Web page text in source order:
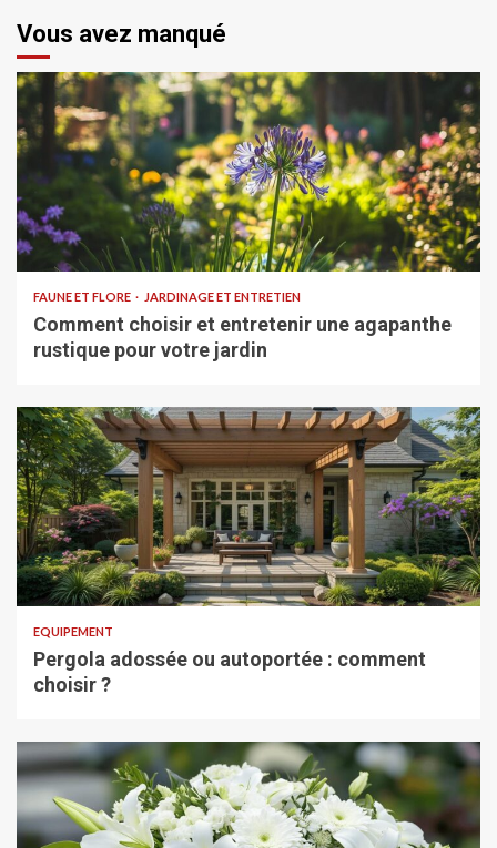
Vous avez manqué
FAUNE ET FLORE JARDINAGE ET ENTRETIEN
Comment choisir et entretenir une agapanthe
rustique pour votre jardin
EQUIPEMENT
Pergola adossée ou autoportée : comment
choisir ?